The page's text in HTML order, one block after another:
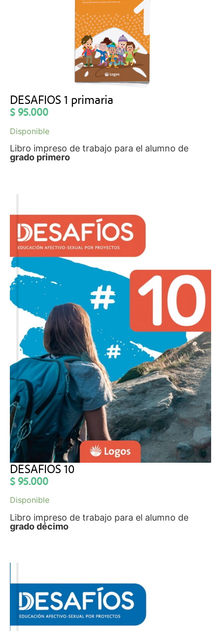
DESAFIOS 1 primaria
$ 95.000
Disponible
Libro impreso de trabajo para el alumno de
grado primero
DESAFIOS 10
$ 95.000
Disponible
Libro impreso de trabajo para el alumno de
grado décimo